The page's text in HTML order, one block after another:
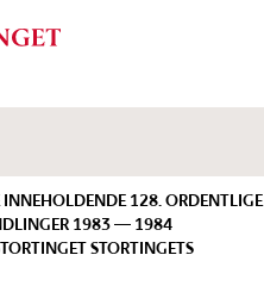
128. ORDENTLIGE
1983 — 1984
STORTINGETS